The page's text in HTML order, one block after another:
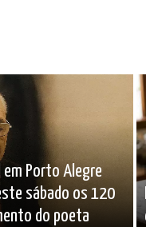
em Porto Alegre
sábado os 120
do poeta